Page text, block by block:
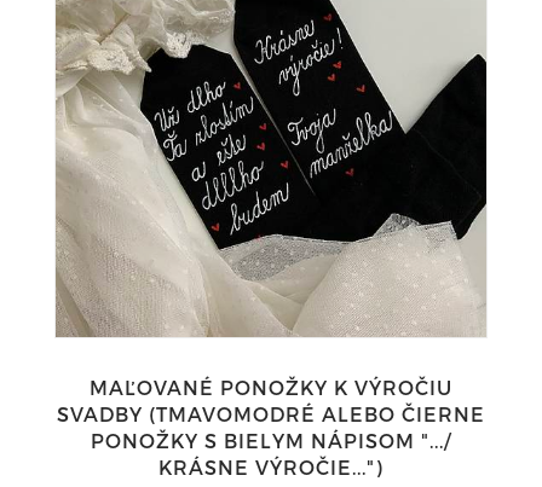
MAĽOVANÉ PONOŽKY K VÝROČIU
SVADBY (TMAVOMODRÉ ALEBO ČIERNE
PONOŽKY S BIELYM NÁPISOM ".../
KRÁSNE VÝROČIE...")